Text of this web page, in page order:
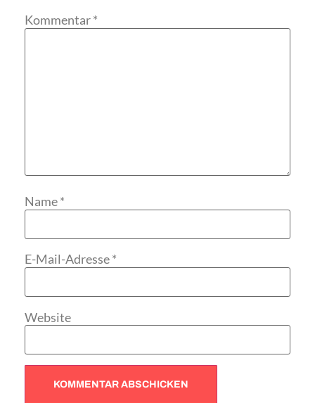
Kommentar*
Name*
E-Mail-Adresse*
Website